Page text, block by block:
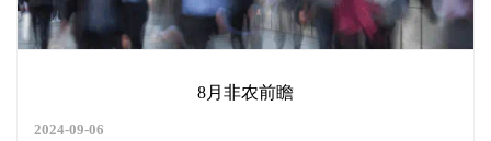
8月非农前瞻
2024-09-06